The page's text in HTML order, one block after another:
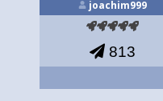
joachim999
813